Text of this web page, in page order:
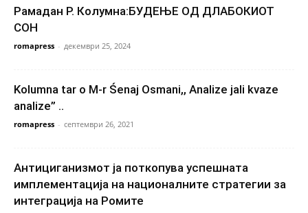
Рамадан Р. Колумна:БУДЕЊЕ ОД ДЛАБОКИОТ
СОН
romapress - декември 25, 2024
Kolumna tar o M-r Śenaj Osmani,, Analizе jali kvaze
analize” ..
romapress - септември 26, 2021
Антициганизмот ја поткопува успешната
имплементација на националните стратегии за
интеграција на Ромите